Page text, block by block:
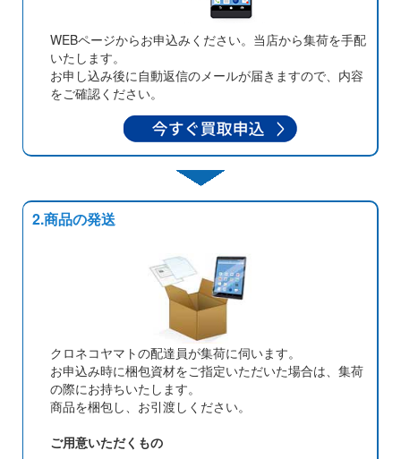
WEBページからお申込みください。当店から集荷を手配
いたします。
お申し込み後に自動返信のメールが届きますので、内容
をご確認ください。
2.商品の発送
クロネコヤマトの配達員が集荷に伺います。
お申込み時に梱包資材をご指定いただいた場合は、集荷
の際にお持ちいたします。
商品を梱包し、お引渡しください。
ご用意いただくもの